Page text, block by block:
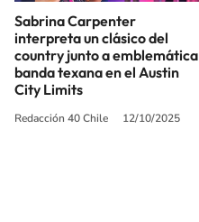
Sabrina Carpenter
interpreta un clásico del
country junto a emblemática
banda texana en el Austin
City Limits
Redacción 40 Chile 12/10/2025